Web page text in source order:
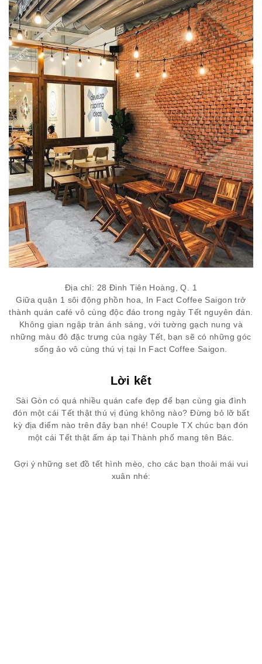
Địa chỉ: 28 Đinh Tiên Hoàng, Q. 1
Giữa quận 1 sôi động phồn hoa, In Fact Coffee Saigon trở
thành quán café vô cùng độc đáo trong ngày Tết nguyên đán.
Không gian ngập tràn ánh sáng, với tường gạch nung và
những màu đỏ đặc trưng của ngày Tết, bạn sẽ có những góc
sống ảo vô cùng thú vị tại In Fact Coffee Saigon.
Lời kết
Sài Gòn có quá nhiều quán cafe đẹp để bạn cùng gia đình
đón một cái Tết thật thú vị đúng không nào? Đừng bỏ lỡ bất
kỳ địa điểm nào trên đây bạn nhé! Couple TX chúc bạn đón
một cái Tết thật ấm áp tại Thành phố mang tên Bác.
Gợi ý những set đồ tết hình mèo, cho các bạn thoải mái vui
xuân nhé: